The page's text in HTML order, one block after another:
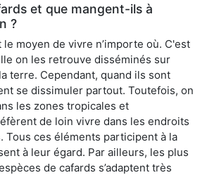
et que mangent-ils à
?
moyen de vivre n’importe où. C'est
on les retrouve disséminés sur
terre. Cependant, quand ils sont
se dissimuler partout. Toutefois, on
les zones tropicales et
de loin vivre dans les endroits
Tous ces éléments participent à la
à leur égard. Par ailleurs, les plus
de cafards s’adaptent très